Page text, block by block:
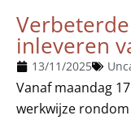
inleveren
13/11/2025
Vanaf maandag
werkwijze